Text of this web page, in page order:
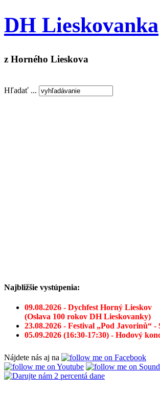
DH Lieskovanka
z Horného Lieskova
Hľadať ...
Najbližšie vystúpenia:
09.08.2026 - Dychfest Horný Lieskov
(Oslava 100 rokov DH Lieskovanky)
23.08.2026 - Festival „Pod Javorinů“
05.09.2026 (16:30-17:30) - Hodový
Nájdete nás aj na